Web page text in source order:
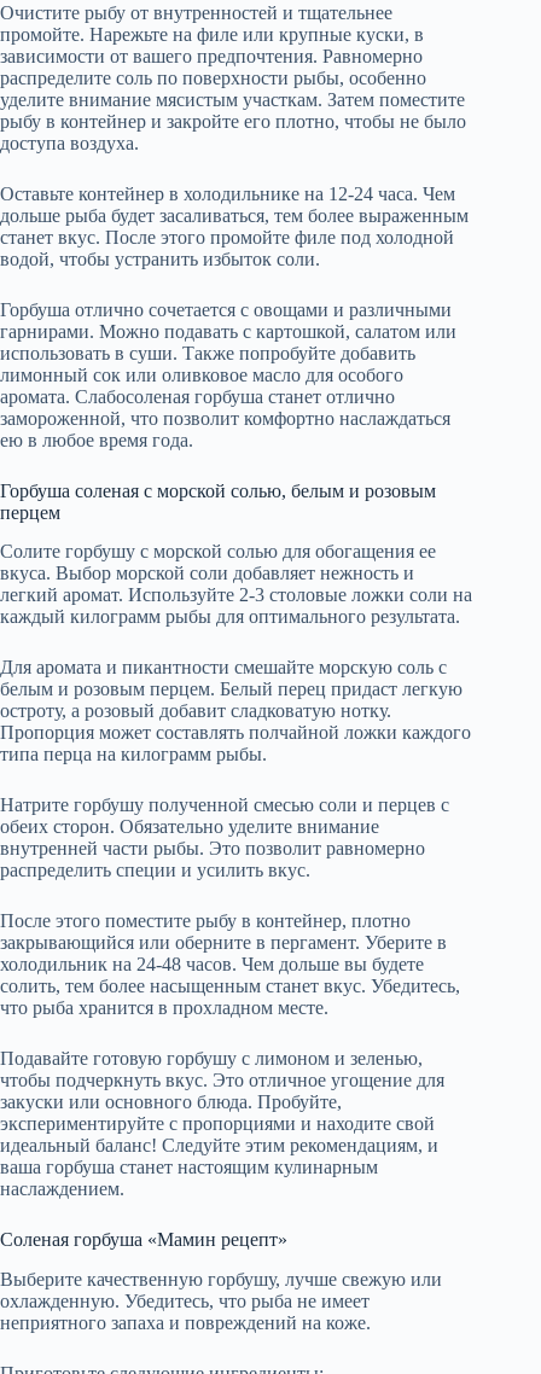
Очистите рыбу от внутренностей и тщательнее
промойте. Нарежьте на филе или крупные куски, в
зависимости от вашего предпочтения. Равномерно
распределите соль по поверхности рыбы, особенно
уделите внимание мясистым участкам. Затем поместите
рыбу в контейнер и закройте его плотно, чтобы не было
доступа воздуха.
Оставьте контейнер в холодильнике на 12-24 часа. Чем
дольше рыба будет засаливаться, тем более выраженным
станет вкус. После этого промойте филе под холодной
водой, чтобы устранить избыток соли.
Горбуша отлично сочетается с овощами и различными
гарнирами. Можно подавать с картошкой, салатом или
использовать в суши. Также попробуйте добавить
лимонный сок или оливковое масло для особого
аромата. Слабосоленая горбуша станет отлично
замороженной, что позволит комфортно наслаждаться
ею в любое время года.
Горбуша соленая с морской солью, белым и розовым
перцем
Солите горбушу с морской солью для обогащения ее
вкуса. Выбор морской соли добавляет нежность и
легкий аромат. Используйте 2-3 столовые ложки соли на
каждый килограмм рыбы для оптимального результата.
Для аромата и пикантности смешайте морскую соль с
белым и розовым перцем. Белый перец придаст легкую
остроту, а розовый добавит сладковатую нотку.
Пропорция может составлять полчайной ложки каждого
типа перца на килограмм рыбы.
Натрите горбушу полученной смесью соли и перцев с
обеих сторон. Обязательно уделите внимание
внутренней части рыбы. Это позволит равномерно
распределить специи и усилить вкус.
После этого поместите рыбу в контейнер, плотно
закрывающийся или оберните в пергамент. Уберите в
холодильник на 24-48 часов. Чем дольше вы будете
солить, тем более насыщенным станет вкус. Убедитесь,
что рыба хранится в прохладном месте.
Подавайте готовую горбушу с лимоном и зеленью,
чтобы подчеркнуть вкус. Это отличное угощение для
закуски или основного блюда. Пробуйте,
экспериментируйте с пропорциями и находите свой
идеальный баланс! Следуйте этим рекомендациям, и
ваша горбуша станет настоящим кулинарным
наслаждением.
Соленая горбуша «Мамин рецепт»
Выберите качественную горбушу, лучше свежую или
охлажденную. Убедитесь, что рыба не имеет
неприятного запаха и повреждений на коже.